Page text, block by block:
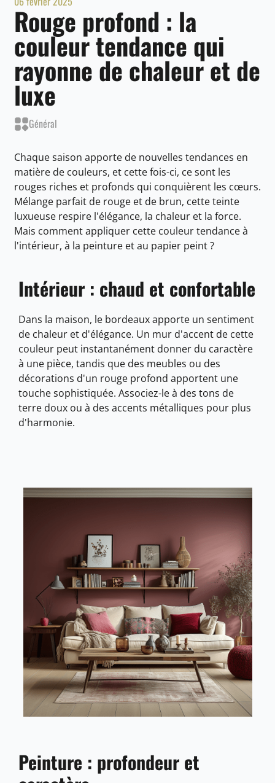
Rouge profond : la
couleur tendance qui
rayonne de chaleur et de
luxe
Général
Chaque saison apporte de nouvelles tendances en
matière de couleurs, et cette fois-ci, ce sont les
rouges riches et profonds qui conquièrent les cœurs.
Mélange parfait de rouge et de brun, cette teinte
luxueuse respire l'élégance, la chaleur et la force.
Mais comment appliquer cette couleur tendance à
l'intérieur, à la peinture et au papier peint ?
Intérieur : chaud et confortable
Dans la maison, le bordeaux apporte un sentiment
de chaleur et d'élégance. Un mur d'accent de cette
couleur peut instantanément donner du caractère
à une pièce, tandis que des meubles ou des
décorations d'un rouge profond apportent une
touche sophistiquée. Associez-le à des tons de
terre doux ou à des accents métalliques pour plus
d'harmonie.
Peinture : profondeur et